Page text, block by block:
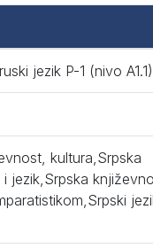
jezik P-1 (nivo A1.1)
kultura,Srpska
jezik,Srpska